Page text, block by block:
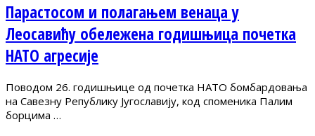
Парастосом и полагањем венаца у
Леосавићу обележена годишњица почетка
НАТО агресије
Поводом 26. годишњице од почетка НАТО бомбардовања
на Савезну Републику Југославију, код споменика Палим
борцима …